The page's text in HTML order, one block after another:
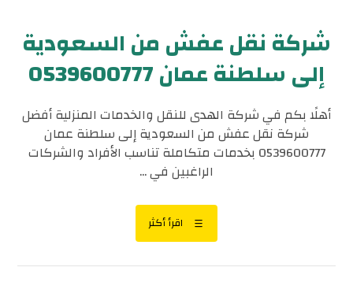
شركة نقل عفش من السعودية
إلى سلطنة عمان 0539600777
أهلًا بكم في شركة الهدى للنقل والخدمات المنزلية أفضل
شركة نقل عفش من السعودية إلى سلطنة عمان
0539600777 بخدمات متكاملة تناسب الأفراد والشركات
الراغبين في ...
اقرأ أكثر